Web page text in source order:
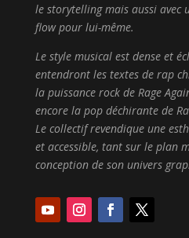
le storytelling mais aussi avec
flow pour lui-même.
Le style musical est dense et
entendront les textes de rap
la puissance rock de Rage
encore la pop déchirante de
Le collectif revendique une
et accessible, tant sur le plan
conception de son univers